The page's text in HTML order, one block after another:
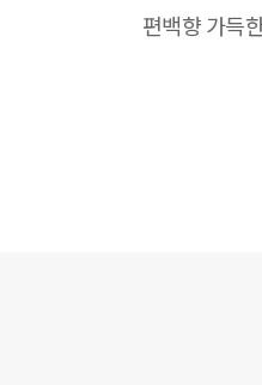
편백향 가득